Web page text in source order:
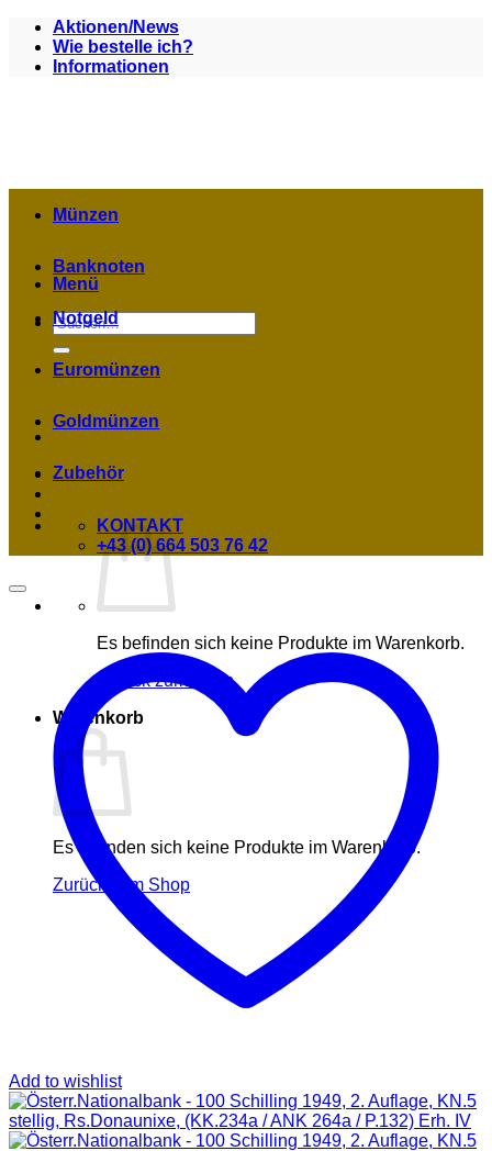
Zum
Inhalt
springen
Aktionen/News
Wie bestelle ich?
Informationen
Menü
Suchen
nach:
Es befinden sich keine Produkte im Warenkorb.
Zurück zum Shop
Warenkorb
Es befinden sich keine Produkte im Warenkorb.
Zurück zum Shop
Münzen
Banknoten
Notgeld
Euromünzen
Goldmünzen
Zubehör
KONTAKT
+43 (0) 664 503 76 42
Add to wishlist